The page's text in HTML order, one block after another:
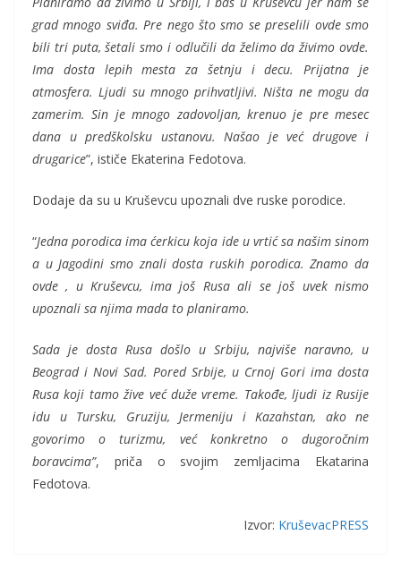
grad mnogo sviđa. Pre nego što smo se preselili ovde smo
bili tri puta, šetali smo i odlučili da želimo da živimo ovde.
Ima dosta lepih mesta za šetnju i decu. Prijatna je
atmosfera. Ljudi su mnogo prihvatljivi. Ništa ne mogu da
zamerim. Sin je mnogo zadovoljan, krenuo je pre mesec
dana u predškolsku ustanovu. Našao je već drugove i
drugarice”, ističe Ekaterina Fedotova.
Dodaje da su u Kruševcu upoznali dve ruske porodice.
“Jedna porodica ima ćerkicu koja ide u vrtić sa našim sinom
a u Jagodini smo znali dosta ruskih porodica. Znamo da
ovde , u Kruševcu, ima još Rusa ali se još uvek nismo
upoznali sa njima mada to planiramo.
Sada je dosta Rusa došlo u Srbiju, najviše naravno, u
Beograd i Novi Sad. Pored Srbije, u Crnoj Gori ima dosta
Rusa koji tamo žive već duže vreme. Takođe, ljudi iz Rusije
idu u Tursku, Gruziju, Jermeniju i Kazahstan, ako ne
govorimo o turizmu, već konkretno o dugoročnim
boravcima”, priča o svojim zemljacima Ekatarina
Fedotova.
Izvor: KruševacPRESS